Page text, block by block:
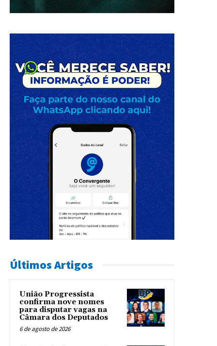
Últimos Artigos
União Progressista
confirma nove nomes
para disputar vagas na
Câmara dos Deputados
6 de agosto de 2026